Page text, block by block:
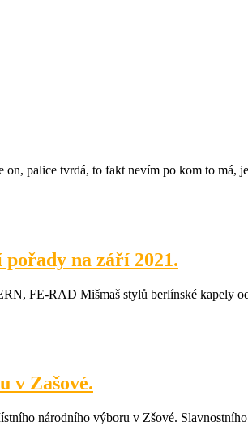
palice tvrdá, to fakt nevím po kom to má,
na září 2021.
FE-RAD Mišmaš stylů berlínské kapely
v Zašové.
národního výboru v Zšové.